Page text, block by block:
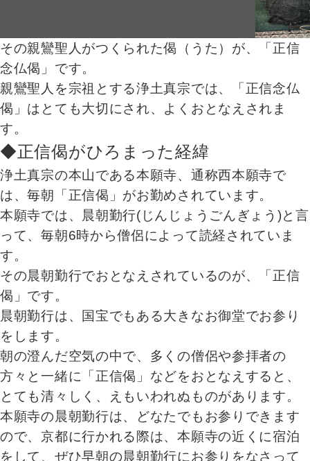
その親鸞聖人がつくられた偈（うた）が、「正信
念仏偈」です。
親鸞聖人を宗祖とする浄土真宗では、「正信念仏
偈」はとても大切にされ、よくおとなえされま
す。
◆正信偈がひろまった経緯
浄土真宗の本山である本願寺、通称西本願寺で
は、毎朝「正信偈」がお勤めされています。
本願寺では、晨朝勤行(じんじょうごんぎょう)と言
って、毎朝6時から僧侶によって読経されていま
す。
その晨朝勤行でおとなえされているのが、「正信
偈」です。
晨朝勤行は、国宝でもある大きなお御堂でお参り
をします。
朝の澄んだ空気の中で、多くの僧侶や参拝者の
方々と一緒に「正信偈」などをおとなえすると、
とても清々しく、えもいわれぬものがあります。
本願寺の晨朝勤行は、どなたでもお参りできます
ので、京都に行かれる際は、本願寺の近くに宿泊
をして、ぜひ早朝の晨朝勤行にお参りをなさって